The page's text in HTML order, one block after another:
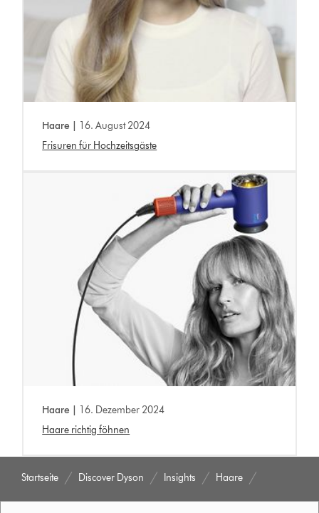
Haare |
16. August 2024
Frisuren für Hochzeitsgäste
Haare |
16. Dezember 2024
Haare richtig föhnen
Startseite Discover Dyson Insights Haare